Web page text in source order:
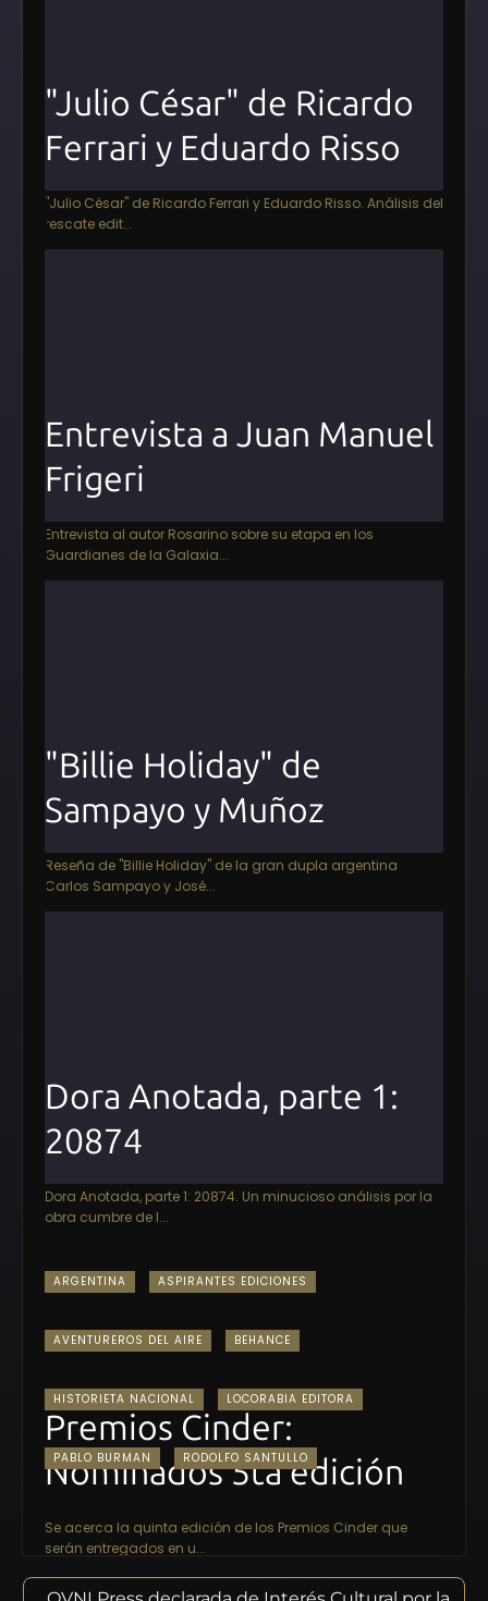
"Julio César" de Ricardo
Ferrari y Eduardo Risso
"Julio César" de Ricardo Ferrari y Eduardo Risso. Análisis del
rescate edit...
Entrevista a Juan Manuel
Frigeri
Entrevista al autor Rosarino sobre su etapa en los
Guardianes de la Galaxia...
"Billie Holiday" de
Sampayo y Muñoz
Reseña de "Billie Holiday" de la gran dupla argentina
Carlos Sampayo y José...
Dora Anotada, parte 1:
20874
Dora Anotada, parte 1: 20874. Un minucioso análisis por la
obra cumbre de I...
Premios Cinder:
Nominados 5ta edición
Se acerca la quinta edición de los Premios Cinder que
serán entregados en u...
ARGENTINA ASPIRANTES EDICIONES
AVENTUREROS DEL AIRE BEHANCE
HISTORIETA NACIONAL LOCORABIA EDITORA
PABLO BURMAN RODOLFO SANTULLO